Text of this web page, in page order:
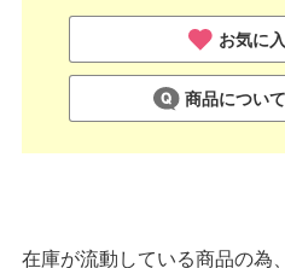
お気に
商品につい
在庫が流動している商品の為